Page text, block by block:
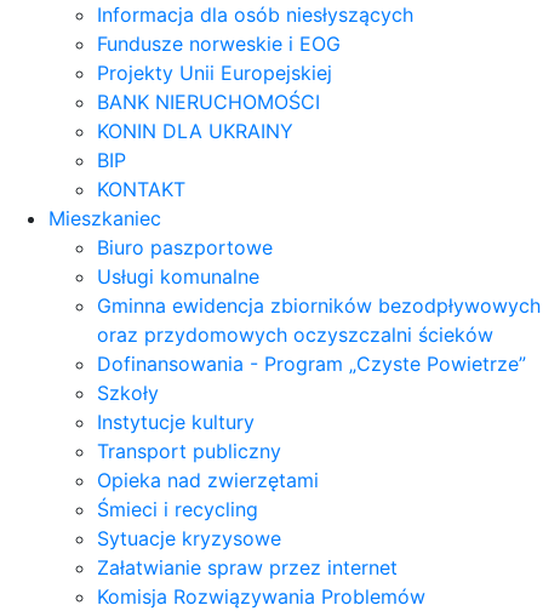
Informacja dla osób niesłyszących
Fundusze norweskie i EOG
Projekty Unii Europejskiej
BANK NIERUCHOMOŚCI
KONIN DLA UKRAINY
BIP
KONTAKT
Mieszkaniec
Biuro paszportowe
Usługi komunalne
Gminna ewidencja zbiorników bezodpływowych
oraz przydomowych oczyszczalni ścieków
Dofinansowania - Program „Czyste Powietrze”
Szkoły
Instytucje kultury
Transport publiczny
Opieka nad zwierzętami
Śmieci i recycling
Sytuacje kryzysowe
Załatwianie spraw przez internet
Komisja Rozwiązywania Problemów